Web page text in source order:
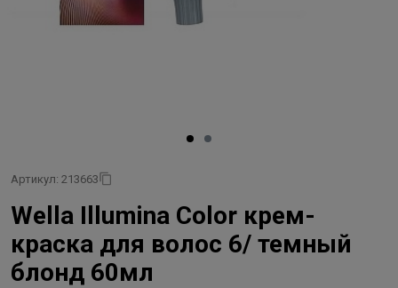
Артикул: 213663
Wella Illumina Color крем-
краска для волос 6/ темный
блонд 60мл